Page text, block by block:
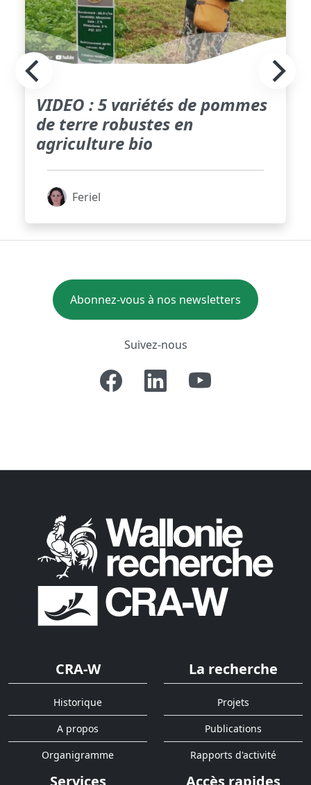
VIDEO : 5 variétés de pommes
de terre robustes en
agriculture bio
Feriel
Abonnez-vous à nos newsletters
Suivez-nous
CRA-W
Historique
A propos
Organigramme
La recherche
Projets
Publications
Rapports d'activité
Services Accès rapides